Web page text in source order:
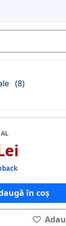
(8)
în coș